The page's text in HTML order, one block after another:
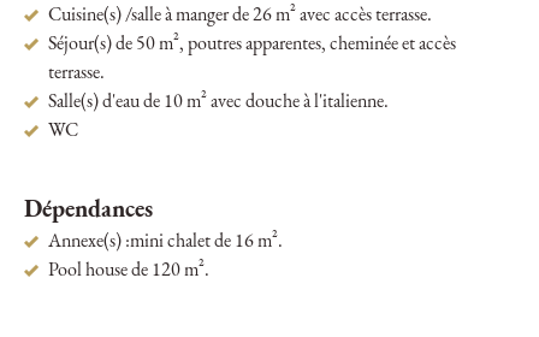
Cuisine(s) /salle à manger de 26 m² avec accès terrasse.
Séjour(s) de 50 m², poutres apparentes, cheminée et accès
terrasse.
Salle(s) d'eau de 10 m² avec douche à l'italienne.
WC
Dépendances
Annexe(s) :mini chalet de 16 m².
Pool house de 120 m².